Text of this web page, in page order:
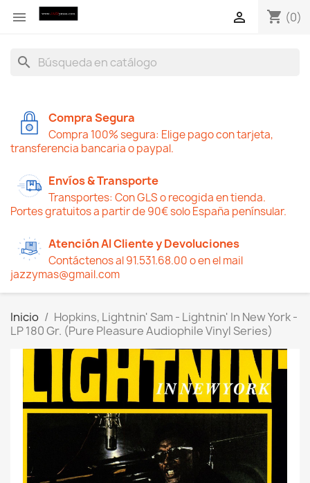
 shopping_cart (0)

search
Compra Segura
Compra 100% segura: Elige pago con tarjeta,
transferencia bancaria o paypal.
Envíos & Transporte
Transportes: Con GLS o recogida en tienda.
Portes gratuitos a partir de 90€ solo España penínsular.
Atención Al Cliente y Devoluciones
Contáctenos al 91.531.68.00 o en el mail
jazzymas@gmail.com
Inicio
Hopkins, Lightnin' Sam - Lightnin' In New York -
LP 180 Gr. (Pure Pleasure Audiophile Vinyl Series)